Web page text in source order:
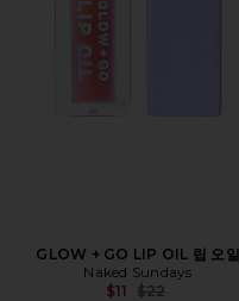
GLOW + GO LIP OIL 립 오일
Naked Sundays
$11 Previous price:
$22